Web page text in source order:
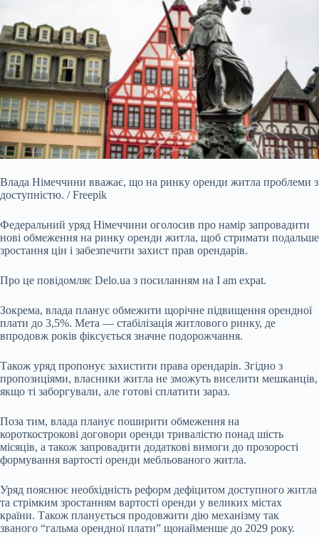
Влада Німеччини вважає, що на ринку оренди житла проблеми з
доступністю. / Freepik
Федеральний уряд Німеччини оголосив про намір запровадити
нові обмеження на ринку оренди житла, щоб стримати подальше
зростання цін і забезпечити захист прав орендарів.
Про це повідомляє Delo.ua з посиланням на I am expat.
Зокрема, влада планує обмежити щорічне підвищення орендної
плати до 3,5%. Мета — стабілізація житлового ринку, де
впродовж років фіксується значне подорожчання.
Також уряд пропонує захистити права орендарів. Згідно з
пропозиціями, власники житла не зможуть виселити мешканців,
якщо ті заборгували, але готові сплатити зараз.
Поза тим, влада планує поширити обмеження на
короткострокові договори оренди тривалістю понад шість
місяців, а також запровадити додаткові вимоги до прозорості
формування вартості оренди мебльованого житла.
Уряд пояснює необхідність реформ дефіцитом доступного житла
та стрімким зростанням вартості оренди у великих містах
країни. Також планується продовжити дію механізму так
званого “гальма орендної плати” щонайменше до 2029 року.